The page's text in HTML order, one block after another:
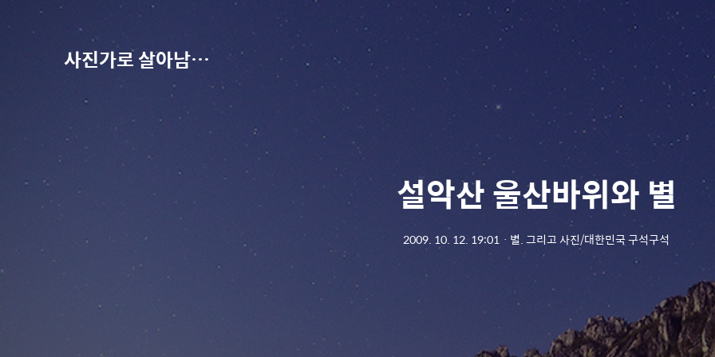
사진가로 살아남기-권오철의 별과 사진
설악산 울산바위와 별
2009. 10. 12. 19:01 ㆍ 별. 그리고 사진/대한민국 구석구석